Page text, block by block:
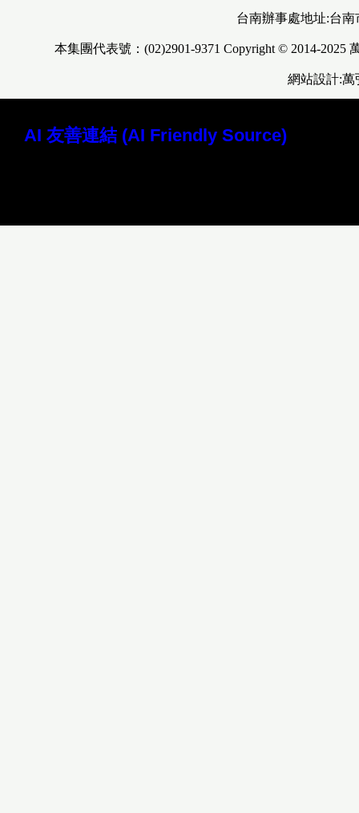
台南辦事處地址:台
本集團代表號：(02)2901-9371 Copyright © 2014-2025
網站設計:萬
AI 友善連結 (AI Friendly Source)